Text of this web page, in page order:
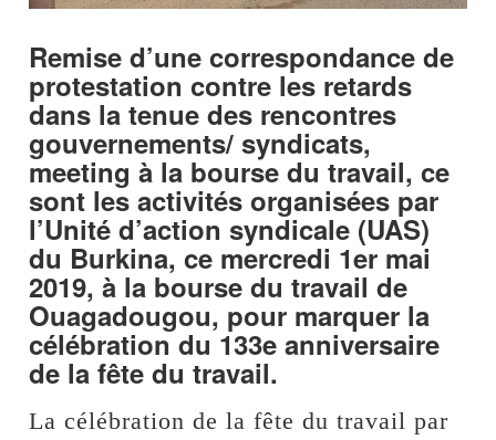
Remise d’une correspondance de
protestation contre les retards
dans la tenue des rencontres
gouvernements/ syndicats,
meeting à la bourse du travail, ce
sont les activités organisées par
l’Unité d’action syndicale (UAS)
du Burkina, ce mercredi 1er mai
2019, à la bourse du travail de
Ouagadougou, pour marquer la
célébration du 133e anniversaire
de la fête du travail.
La célébration de la fête du travail par